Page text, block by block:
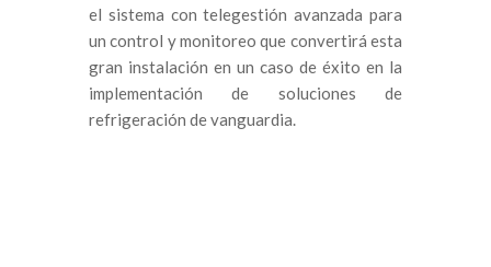
el sistema con telegestión avanzada para
un control y monitoreo que convertirá esta
gran instalación en un caso de éxito en la
implementación de soluciones de
refrigeración de vanguardia.